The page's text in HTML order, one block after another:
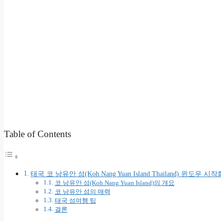
Table of Contents
태국 코 낭유안 섬(Koh Nang Yuan Island Thailand) 윈도우 시작
코 낭유안 섬(Koh Nang Yuan Island)의 개요
코 낭유안 섬의 매력
태국 섬여행 팁
결론